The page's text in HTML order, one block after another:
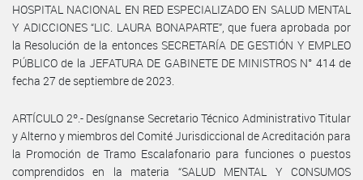
HOSPITAL NACIONAL EN RED ESPECIALIZADO EN SALUD MENTAL
Y ADICCIONES “LIC. LAURA BONAPARTE”, que fuera aprobada por
la Resolución de la entonces SECRETARÍA DE GESTIÓN Y EMPLEO
PÚBLICO de la JEFATURA DE GABINETE DE MINISTROS N° 414 de
fecha 27 de septiembre de 2023.
ARTÍCULO 2º.- Desígnanse Secretario Técnico Administrativo Titular
y Alterno y miembros del Comité Jurisdiccional de Acreditación para
la Promoción de Tramo Escalafonario para funciones o puestos
comprendidos en la materia “SALUD MENTAL Y CONSUMOS